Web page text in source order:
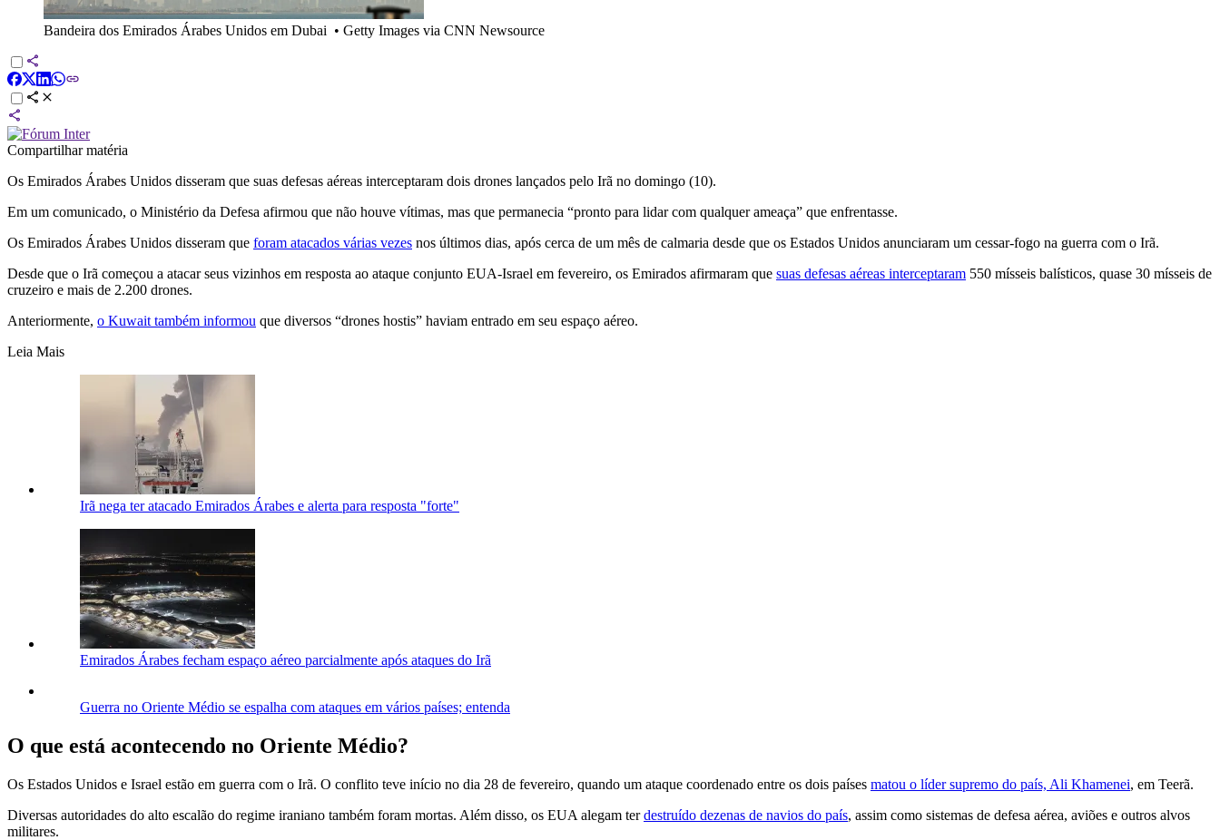
Bandeira dos Emirados Árabes Unidos em Dubai • Getty Images via CNN Newsource
Compartilhar matéria
Os Emirados Árabes Unidos disseram que suas defesas aéreas interceptaram dois drones lançados pelo Irã no domingo (10).
Em um comunicado, o Ministério da Defesa afirmou que não houve vítimas, mas que permanecia “pronto para lidar com qualquer ameaça” que enfrentasse.
Os Emirados Árabes Unidos disseram que foram atacados várias vezes nos últimos dias, após cerca de um mês de calmaria desde que os Estados Unidos anunciaram um cessar-fogo na guerra com o Irã.
Desde que o Irã começou a atacar seus vizinhos em resposta ao ataque conjunto EUA-Israel em fevereiro, os Emirados afirmaram que suas defesas aéreas interceptaram 550 mísseis balísticos, quase 30 mísseis de
cruzeiro e mais de 2.200 drones.
Anteriormente, o Kuwait também informou que diversos “drones hostis” haviam entrado em seu espaço aéreo.
Leia Mais
Irã nega ter atacado Emirados Árabes e alerta para resposta "forte"
Emirados Árabes fecham espaço aéreo parcialmente após ataques do Irã
Guerra no Oriente Médio se espalha com ataques em vários países; entenda
O que está acontecendo no Oriente Médio?
Os Estados Unidos e Israel estão em guerra com o Irã. O conflito teve início no dia 28 de fevereiro, quando um ataque coordenado entre os dois países matou o líder supremo do país, Ali Khamenei, em Teerã.
Diversas autoridades do alto escalão do regime iraniano também foram mortas. Além disso, os EUA alegam terdestruído dezenas de navios do país, assim como sistemas de defesa aérea, aviões e outros alvos
militares.